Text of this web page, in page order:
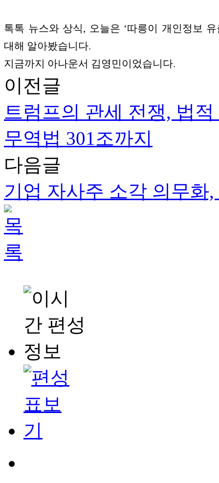
톡톡 뉴스와 상식, 오늘은 ‘따릉이 개인정보 유
대해 알아봤습니다.
지금까지 아나운서 김영민이었습니다.
이전글
트럼프의 관세 전쟁, 법
무역법 301조까지
다음글
기업 자사주 소각 의무화,